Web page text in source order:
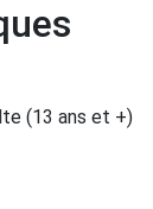
(13 ans et +)